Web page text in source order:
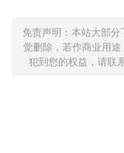
免责声明：本站大部
觉删除，若作商业用
犯到您的权益，请联